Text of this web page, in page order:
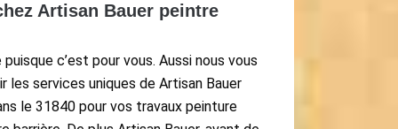
Artisan Bauer peintre
c’est pour vous. Aussi nous vous
les services uniques de Artisan Bauer
le 31840 pour vos travaux peinture